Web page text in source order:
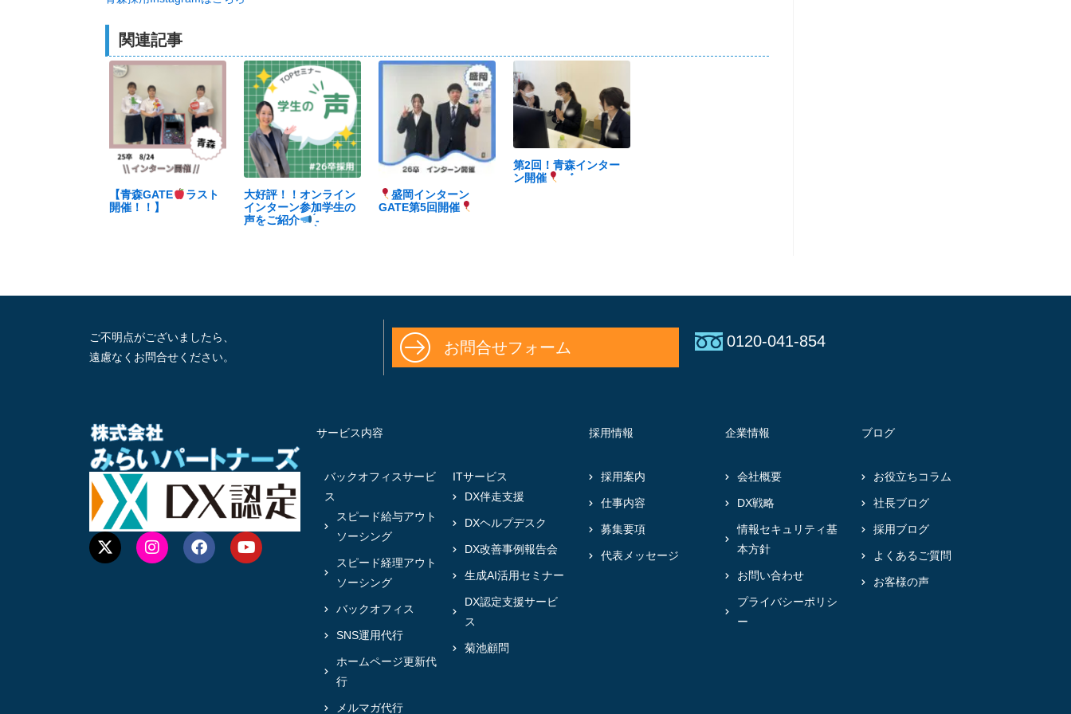
関連記事
【青森GATE
ラスト
開催！！】
大好評！！オンライン
インターン参加学生の
声をご紹介
̖́-
盛岡インターン
GATE第5回開催
第2回！青森インター
ン開催
゛
ご不明点がございましたら、
遠慮なくお問合せください。
お問合せフォーム 0120-041-854
サービス内容
バックオフィスサービ
ス
スピード給与アウト
ソーシング
スピード経理アウト
ソーシング
バックオフィス
SNS運用代行
ホームページ更新代
行
メルマガ代行
ITサービス
DX伴走支援
DXヘルプデスク
DX改善事例報告会
生成AI活用セミナー
DX認定支援サービ
ス
菊池顧問
採用情報
採用案内
仕事内容
募集要項
代表メッセージ
企業情報
会社概要
DX戦略
情報セキュリティ基
本方針
お問い合わせ
プライバシーポリシ
ー
ブログ
お役立ちコラム
社長ブログ
採用ブログ
よくあるご質問
お客様の声